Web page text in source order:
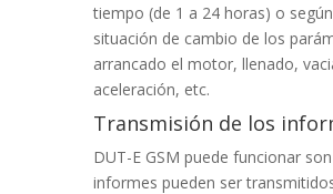
tiempo (de 1 a 24 horas) o
situación de cambio de los
arrancado el motor, llenado,
aceleración, etc.
Transmisión de los
DUT-E GSM puede funcionar
informes pueden ser